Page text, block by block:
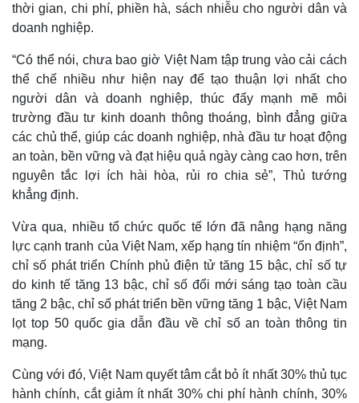
Thể thao
Bóng đá
Lịch thi đấu bóng đá
Thế giới thể thao
Hậu trường
Ô tô - Xe máy
Ô tô
Xe máy
thời gian, chi phí, phiền hà, sách nhiễu cho người dân và
doanh nghiệp.
“Có thể nói, chưa bao giờ Việt Nam tập trung vào cải cách
thể chế nhiều như hiện nay để tạo thuận lợi nhất cho
người dân và doanh nghiệp, thúc đẩy mạnh mẽ môi
trường đầu tư kinh doanh thông thoáng, bình đẳng giữa
các chủ thể, giúp các doanh nghiệp, nhà đầu tư hoạt động
an toàn, bền vững và đạt hiệu quả ngày càng cao hơn, trên
nguyên tắc lợi ích hài hòa, rủi ro chia sẻ”, Thủ tướng
khẳng định.
Vừa qua, nhiều tổ chức quốc tế lớn đã nâng hạng năng
lực cạnh tranh của Việt Nam, xếp hạng tín nhiệm “ổn định”,
chỉ số phát triển Chính phủ điện tử tăng 15 bậc, chỉ số tự
do kinh tế tăng 13 bậc, chỉ số đổi mới sáng tạo toàn cầu
tăng 2 bậc, chỉ số phát triển bền vững tăng 1 bậc, Việt Nam
lọt top 50 quốc gia dẫn đầu về chỉ số an toàn thông tin
mạng.
Cùng với đó, Việt Nam quyết tâm cắt bỏ ít nhất 30% thủ tục
hành chính, cắt giảm ít nhất 30% chi phí hành chính, 30%